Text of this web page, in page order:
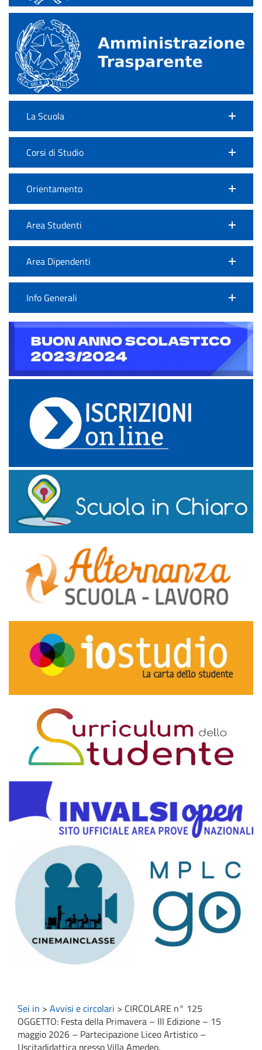
La Scuola
Corsi di Studio
Orientamento
Area Studenti
Area Dipendenti
Info Generali
Sei in > Avvisi e circolari > CIRCOLARE n° 125
OGGETTO: Festa della Primavera – III Edizione – 15
maggio 2026 – Partecipazione Liceo Artistico –